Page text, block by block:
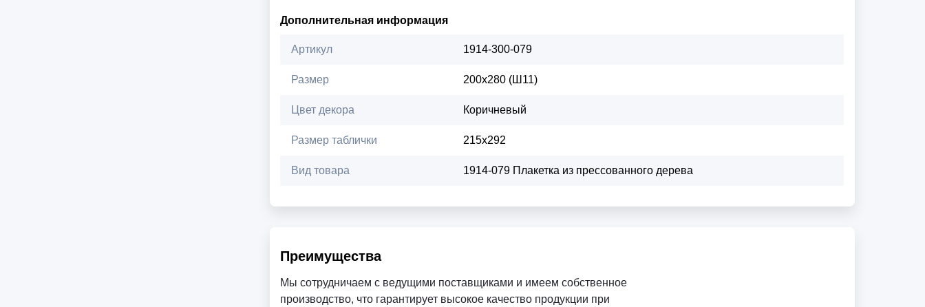
Дополнительная информация
Артикул 1914-300-079
Размер 200х280 (Ш11)
Цвет декора Коричневый
Размер таблички 215х292
Вид товара 1914-079 Плакетка из прессованного дерева
Преимущества
Мы сотрудничаем с ведущими поставщиками и имеем собственное
производство, что гарантирует высокое качество продукции при